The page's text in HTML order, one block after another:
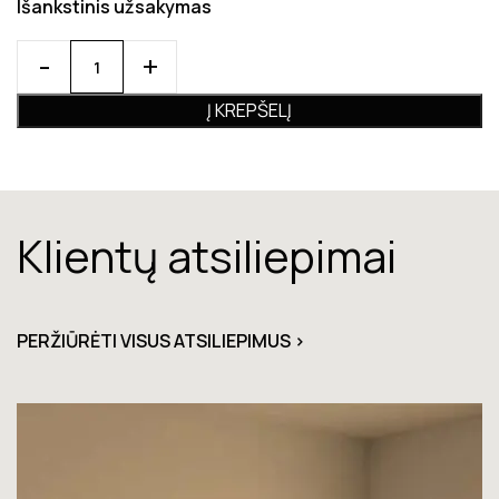
Išankstinis užsakymas
Į KREPŠELĮ
Klientų atsiliepimai
PERŽIŪRĖTI VISUS ATSILIEPIMUS >